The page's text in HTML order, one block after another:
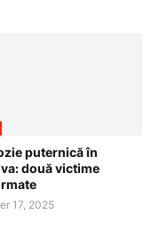
puternică în
două victime
17, 2025